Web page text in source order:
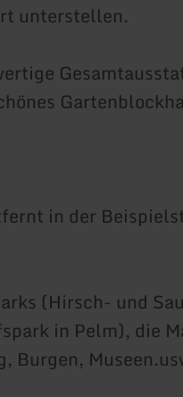
unterstellen.
in der
(Hirsch- und
in Pelm), die
Burgen,